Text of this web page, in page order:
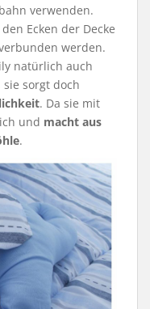
verwenden.
Ecken der Decke
werden.
natürlich auch
sorgt doch
. Da sie mit
und macht aus
.